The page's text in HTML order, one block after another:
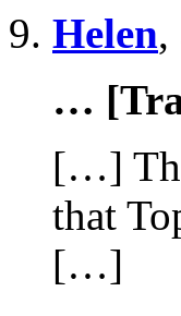
Helen,
…
[…]
that
[…]